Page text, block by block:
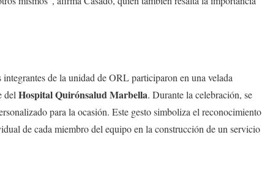
de la unidad de ORL participaron en una velada
del Hospital Quirónsalud Marbella. Durante la celebración, se
para la ocasión. Este gesto simboliza el reconocimiento
de cada miembro del equipo en la construcción de un servicio